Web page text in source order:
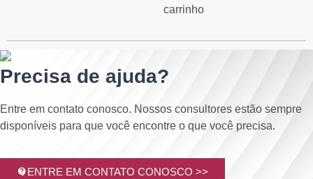
carrinho
Precisa de ajuda?
Entre em contato conosco. Nossos consultores estão sempre
disponíveis para que você encontre o que você precisa.
ENTRE EM CONTATO CONOSCO >>